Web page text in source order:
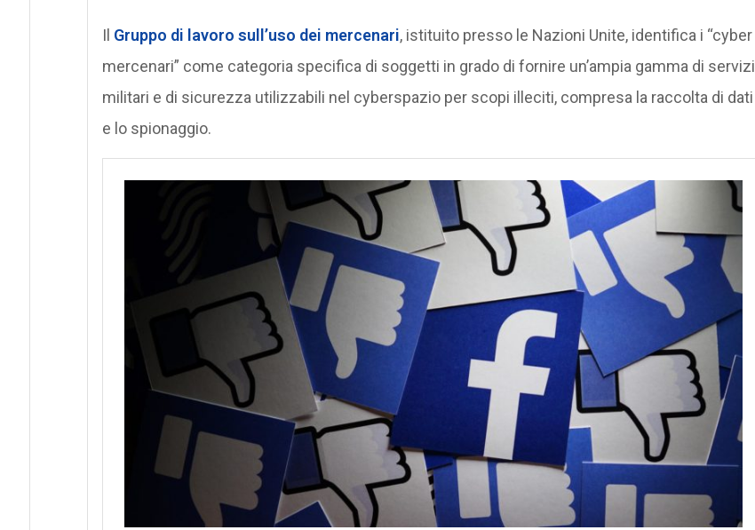
Il Gruppo di lavoro sull’uso dei mercenari, istituito presso le Nazioni Unite, identifica i “cyber
mercenari” come categoria specifica di soggetti in grado di fornire un’ampia gamma di servizi
militari e di sicurezza utilizzabili nel cyberspazio per scopi illeciti, compresa la raccolta di dati
e lo spionaggio.